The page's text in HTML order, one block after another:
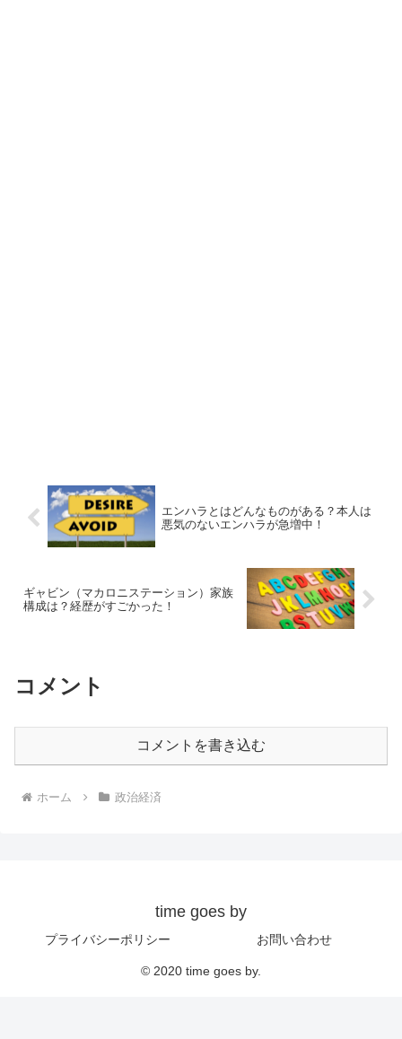
エンハラとはどんなものがある？本人は
悪気のないエンハラが急増中！
ギャビン（マカロニステーション）家族
構成は？経歴がすごかった！
コメント
コメントを書き込む
ホーム 政治経済
time goes by
プライバシーポリシー お問い合わせ
© 2020 time goes by.